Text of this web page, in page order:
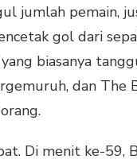
jumlah pemain,
gol dari
biasanya
dan The
Di menit ke-59,